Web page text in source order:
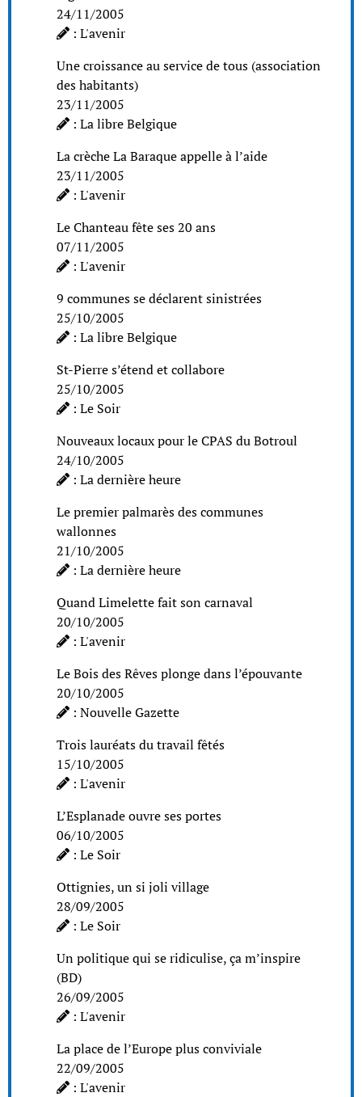
24/11/2005
: L'avenir
Une croissance au service de tous (association
des habitants)
23/11/2005
: La libre Belgique
La crèche La Baraque appelle à l’aide
23/11/2005
: L'avenir
Le Chanteau fête ses 20 ans
07/11/2005
: L'avenir
9 communes se déclarent sinistrées
25/10/2005
: La libre Belgique
St-Pierre s’étend et collabore
25/10/2005
: Le Soir
Nouveaux locaux pour le CPAS du Botroul
24/10/2005
: La dernière heure
Le premier palmarès des communes
wallonnes
21/10/2005
: La dernière heure
Quand Limelette fait son carnaval
20/10/2005
: L'avenir
Le Bois des Rêves plonge dans l’épouvante
20/10/2005
: Nouvelle Gazette
Trois lauréats du travail fêtés
15/10/2005
: L'avenir
L’Esplanade ouvre ses portes
06/10/2005
: Le Soir
Ottignies, un si joli village
28/09/2005
: Le Soir
Un politique qui se ridiculise, ça m’inspire
(BD)
26/09/2005
: L'avenir
La place de l’Europe plus conviviale
22/09/2005
: L'avenir